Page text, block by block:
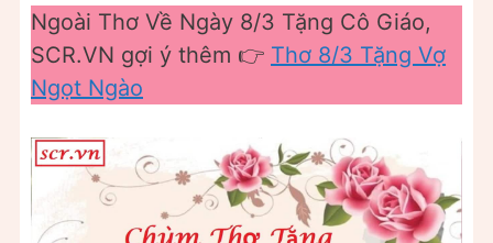
Ngoài Thơ Về Ngày 8/3 Tặng Cô Giáo,
SCR.VN gợi ý thêm 👉 Thơ 8/3 Tặng Vợ
Ngọt Ngào